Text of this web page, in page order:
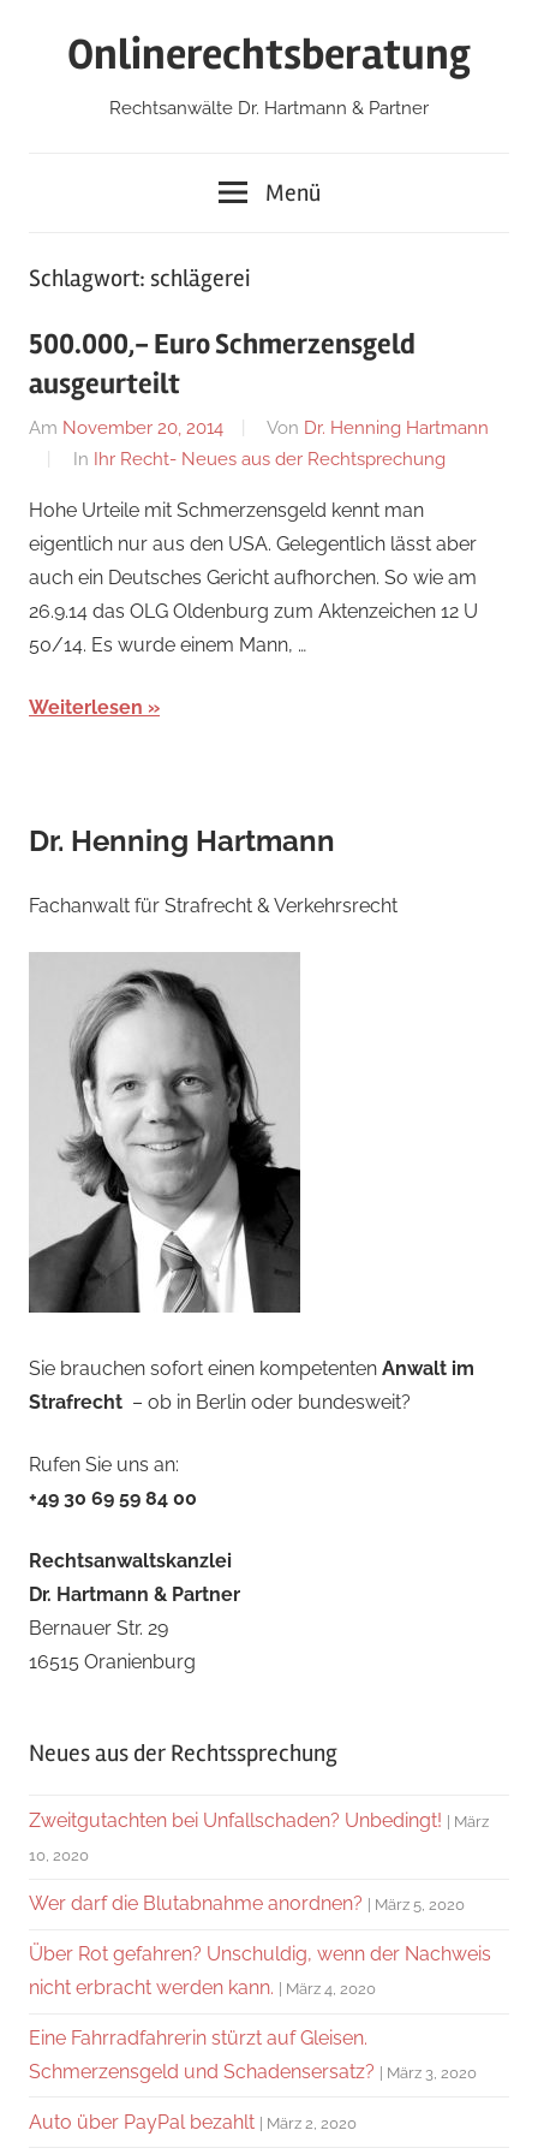
Onlinerechtsberatung
Rechtsanwälte Dr. Hartmann & Partner
Menü
Schlagwort: schlägerei
500.000,- Euro Schmerzensgeld
ausgeurteilt
Am November 20, 2014 Von Dr. Henning Hartmann
In Ihr Recht- Neues aus der Rechtsprechung
Hohe Urteile mit Schmerzensgeld kennt man
eigentlich nur aus den USA. Gelegentlich lässt aber
auch ein Deutsches Gericht aufhorchen. So wie am
26.9.14 das OLG Oldenburg zum Aktenzeichen 12 U
50/14. Es wurde einem Mann, …
Weiterlesen
Dr. Henning Hartmann
Fachanwalt für Strafrecht & Verkehrsrecht
Sie brauchen sofort einen kompetenten Anwalt im
Strafrecht – ob in Berlin oder bundesweit?
Rufen Sie uns an:
+49 30 69 59 84 00
Rechtsanwaltskanzlei
Dr. Hartmann & Partner
Bernauer Str. 29
16515 Oranienburg
Neues aus der Rechtssprechung
Zweitgutachten bei Unfallschaden? Unbedingt!
März
10, 2020
Wer darf die Blutabnahme anordnen? März 5, 2020
Über Rot gefahren? Unschuldig, wenn der Nachweis
nicht erbracht werden kann.
März 4, 2020
Eine Fahrradfahrerin stürzt auf Gleisen.
Schmerzensgeld und Schadensersatz?
März 3, 2020
Auto über PayPal bezahlt März 2, 2020